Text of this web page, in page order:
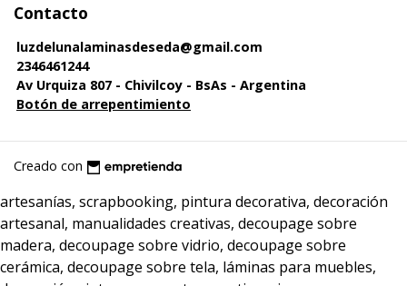
Contacto
luzdelunalaminasdeseda@gmail.com
2346461244
Av Urquiza 807 - Chivilcoy - BsAs - Argentina
Botón de arrepentimiento
Creado con
artesanías, scrapbooking, pintura decorativa, decoración
artesanal, manualidades creativas, decoupage sobre
madera, decoupage sobre vidrio, decoupage sobre
cerámica, decoupage sobre tela, láminas para muebles,